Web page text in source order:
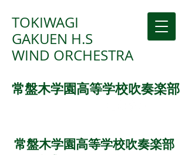
TOKIWAGI
GAKUEN H.S
WIND ORCHESTRA
常盤木学園高等学校吹奏楽部
常盤木学園高等学校吹奏楽部